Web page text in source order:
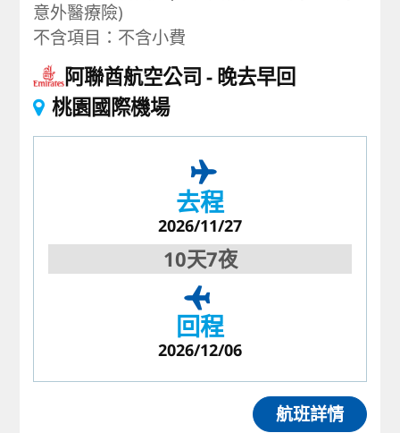
意外醫療險)
不含項目：不含小費
阿聯酋航空公司
晚去早回
桃園國際機場
去程
2026/11/27
10天7夜
回程
2026/12/06
航班詳情